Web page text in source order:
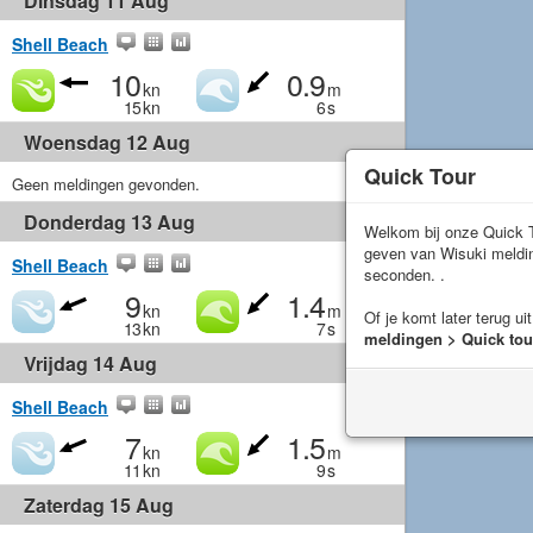
Shell Beach
10kn
15kn
0.9m
6s
Woensdag 12 Aug
Geen meldingen gevonden.
Donderdag 13 Aug
Shell Beach
9kn
13kn
1.4m
7s
Vrijdag 14 Aug
Shell Beach
7kn
11 kn
1.5m
9s
Zaterdag 15 Aug
Quick Tour
Welkom bij onze Quick
geven van Wisuki
seconden. .
Of je komt later terug
meldingen > Quick